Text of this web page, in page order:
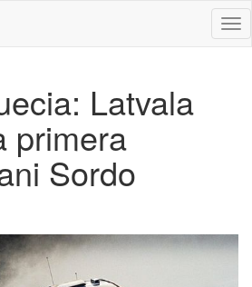
Latvala
primera
Sordo